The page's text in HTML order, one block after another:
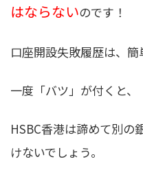
はならないのです！
口座開設失敗履歴は、簡
一度「バツ」が付くと、
HSBC香港は諦めて別の
けないでしょう。